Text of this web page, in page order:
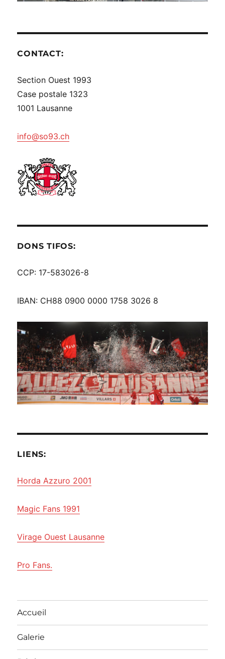
CONTACT:
Section Ouest 1993
Case postale 1323
1001 Lausanne
info@so93.ch
DONS TIFOS:
CCP: 17-583026-8
IBAN: CH88 0900 0000 1758 3026 8
LIENS:
Horda Azzuro 2001
Magic Fans 1991
Virage Ouest Lausanne
Pro Fans.
Accueil
Galerie